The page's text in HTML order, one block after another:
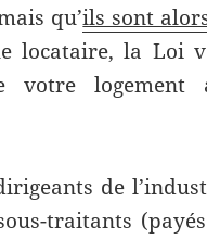
qu’ils sont
locataire, la Loi
votre logement
de
traitants